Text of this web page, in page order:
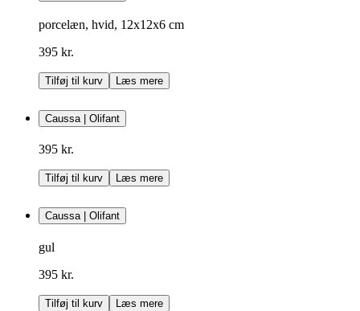
porcelæn, hvid, 12x12x6 cm
395 kr.
Tilføj til kurv Læs mere
Caussa | Olifant
395 kr.
Tilføj til kurv Læs mere
Caussa | Olifant
gul
395 kr.
Tilføj til kurv Læs mere